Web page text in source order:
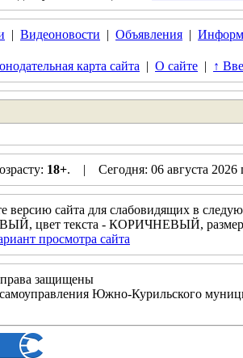
| Видеоновости | Объявления |
карта сайта | О сайте | ↑
18+. | Сегодня: 06 августа
версию сайта для слабовидящих в
цвет текста - КОРИЧНЕВЫЙ,
просмотра сайта
защищены
Южно-Курильского